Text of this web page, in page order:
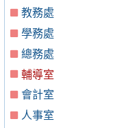
教務處
學務處
總務處
輔導室
會計室
人事室